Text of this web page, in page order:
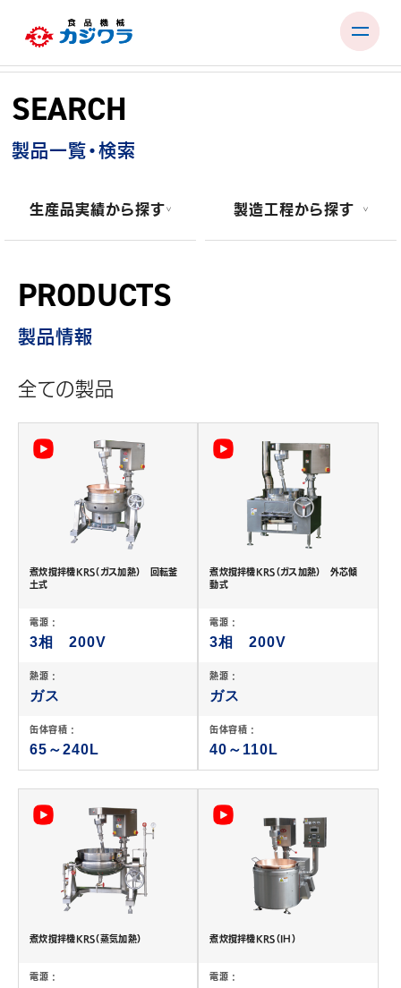
Skip
content
PRODUCTS
TEST ROOM
EXHIBITIONS & SEMINARS
FACTORY & SUPPORT
COMPANY
RECRUIT
SEARCH
製品一覧・検索
生産品実績から探す 製造工程から探す
PRODUCTS
製品情報
全ての製品
煮炊撹拌機KRS（ガス加熱） 回転釜
土式
電源 :
3相 200V
熱源 :
ガス
缶体容積 :
65～240L
煮炊撹拌機KRS（ガス加熱） 外芯傾
動式
電源 :
3相 200V
熱源 :
ガス
缶体容積 :
40～110L
煮炊撹拌機KRS（蒸気加熱）
電源 :
煮炊撹拌機KRS（IH）
電源 :